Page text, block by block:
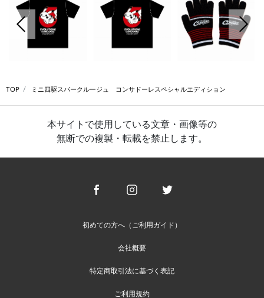
前の画像 次の
TOP ミニ四駆スパークルージュ コンサドーレスペシャルエディション
本サイトで使用している文章・画像等の
無断での複製・転載を禁止します。
初めての方へ（ご利用ガイド）
会社概要
特定商取引法に基づく表記
ご利用規約